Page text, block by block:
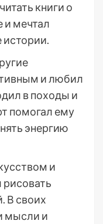
книги о
и мечтал
истории.
и любил
в походы и
помогал ему
энергию
и
В своих
мысли и